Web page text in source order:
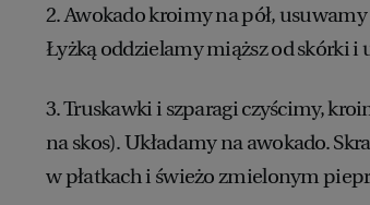
2. Awokado kroimy na pół,
Łyżką oddzielamy miąższ od skórki i
3. Truskawki i szparagi czyścimy,
na skos). Układamy na awokado.
w płatkach i świeżo zmielonym